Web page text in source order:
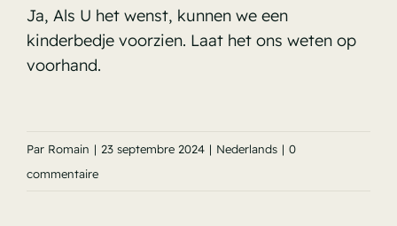
Ja, Als U het wenst, kunnen we een
kinderbedje voorzien. Laat het ons weten op
voorhand.
Par Romain | 23 septembre 2024 | Nederlands | 0
commentaire